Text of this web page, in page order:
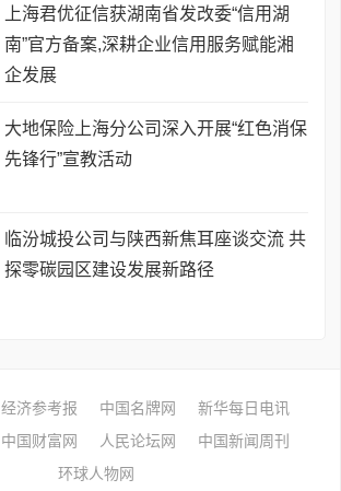
上海君优征信获湖南省发改委“信用湖
南”官方备案,深耕企业信用服务赋能湘
企发展
大地保险上海分公司深入开展“红色消保
先锋行”宣教活动
临汾城投公司与陕西新焦耳座谈交流 共
探零碳园区建设发展新路径
经济参考报 中国名牌网
新华每日电讯
中国财富网 人民论坛网
中国新闻周刊
环球人物网